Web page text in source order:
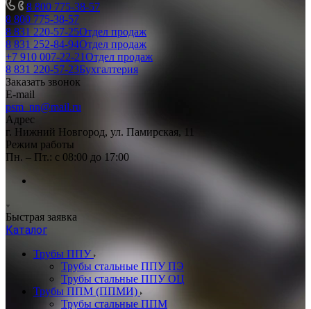
8 800 775-38-57
8 800 775-38-57
8 831 220-57-25Отдел продаж
8 831 252-84-94Отдел продаж
+7 910 007-22-21Отдел продаж
8 831 220-57-23Бухгалтерия
Заказать звонок
E-mail
psm_nn@mail.ru
Адрес
г. Нижний Новгород, ул. Памирская, 11
Режим работы
Пн. – Пт.: с 08:00 до 17:00
Быстрая заявка
Каталог
Трубы ППУ
Трубы стальные ППУ ПЭ
Трубы стальные ППУ ОЦ
Трубы ППМ (ППМИ)
Трубы стальные ППМ